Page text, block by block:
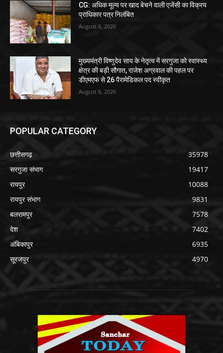
CG: अधिक मूल्य पर खाद बेचने वाली एजेंसी का विक्रय
प्राधिकार पत्र निलंबित
August 6, 2026
मुख्यमंत्री विष्णुदेव साय के नेतृत्व में सरगुजा को स्वास्थ्य
क्षेत्र की बड़ी सौगात, राजेश अग्रवाल की पहल पर
डीएमएफ से 26 पैरामेडिकल पद स्वीकृत
August 6, 2026
POPULAR CATEGORY
छत्तीसगढ़
35978
सरगुजा संभाग
19417
रायपुर
10088
रायपुर संभाग
9831
बलरामपुर
7578
देश
7402
अंबिकापुर
6935
सूरजपुर
4970